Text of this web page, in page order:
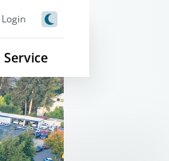
Login
Service